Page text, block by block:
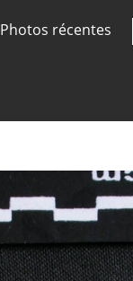
Photos récentes